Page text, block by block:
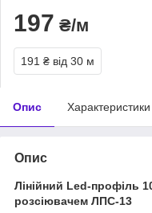
197 ₴/м
191 ₴ від 30 м
Опис Характеристики
Опис
Лінійний Led-профіль
розсіювачем ЛПС-13